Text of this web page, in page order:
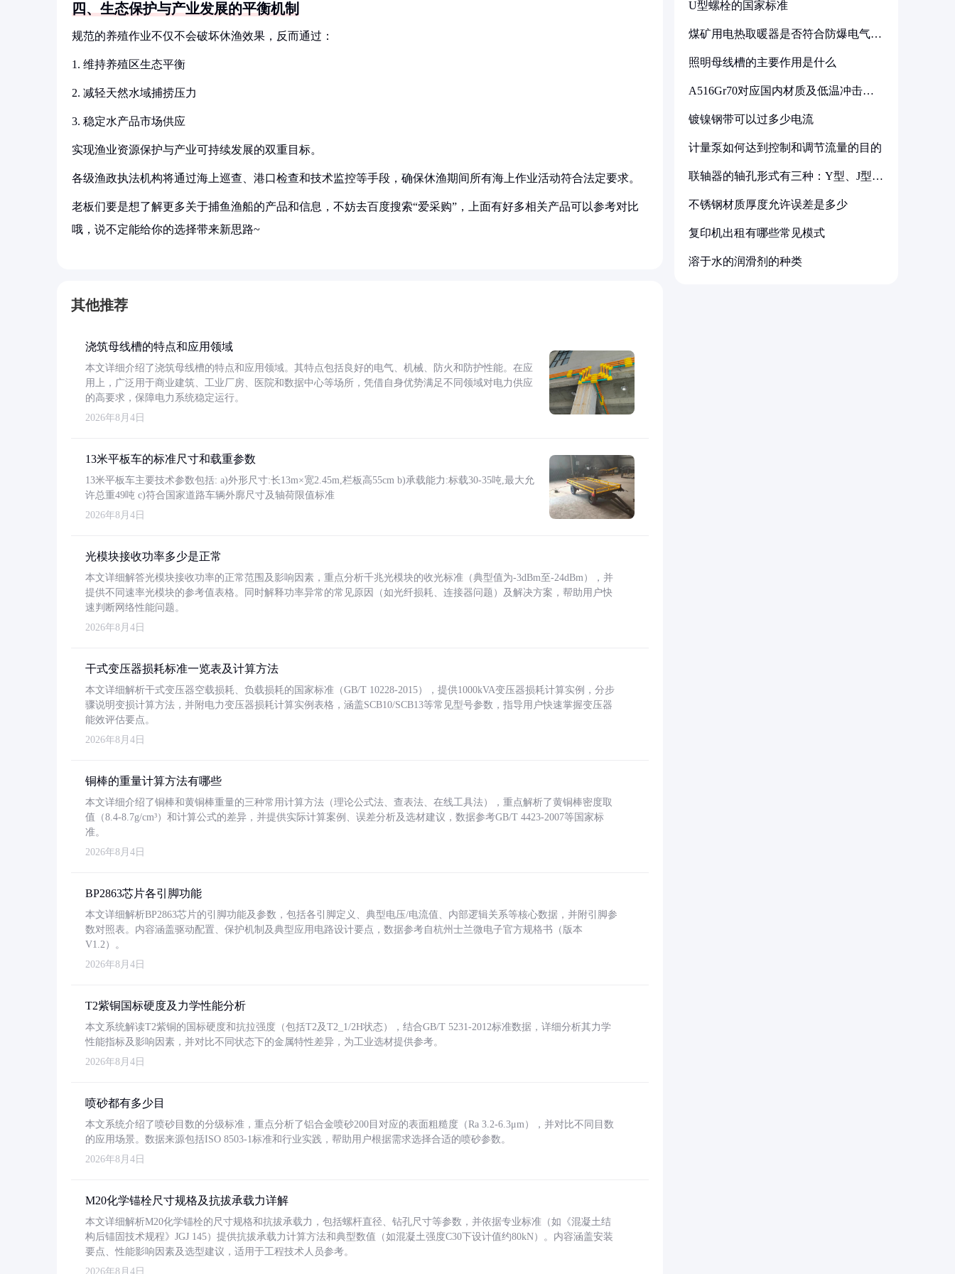
四、生态保护与产业发展的平衡机制
规范的养殖作业不仅不会破坏休渔效果，反而通过：
1. 维持养殖区生态平衡
2. 减轻天然水域捕捞压力
3. 稳定水产品市场供应
实现渔业资源保护与产业可持续发展的双重目标。
各级渔政执法机构将通过海上巡查、港口检查和技术监控等手段，确保休渔期间所有海上作业活动符合法定要求。
老板们要是想了解更多关于捕鱼渔船的产品和信息，不妨去百度搜索“爱采购”，上面有好多相关产品可以参考对比
哦，说不定能给你的选择带来新思路~
其他推荐
浇筑母线槽的特点和应用领域
本文详细介绍了浇筑母线槽的特点和应用领域。其特点包括良好的电气、机械、防火和防护性能。在应
用上，广泛用于商业建筑、工业厂房、医院和数据中心等场所，凭借自身优势满足不同领域对电力供应
的高要求，保障电力系统稳定运行。
2026年8月4日
13米平板车的标准尺寸和载重参数
13米平板车主要技术参数包括: a)外形尺寸:长13m×宽2.45m,栏板高55cm b)承载能力:标载30-35吨,最大允
许总重49吨 c)符合国家道路车辆外廓尺寸及轴荷限值标准
2026年8月4日
光模块接收功率多少是正常
本文详细解答光模块接收功率的正常范围及影响因素，重点分析千兆光模块的收光标准（典型值为-3dBm至-24dBm），并
提供不同速率光模块的参考值表格。同时解释功率异常的常见原因（如光纤损耗、连接器问题）及解决方案，帮助用户快
速判断网络性能问题。
2026年8月4日
干式变压器损耗标准一览表及计算方法
本文详细解析干式变压器空载损耗、负载损耗的国家标准（GB/T 10228-2015），提供1000kVA变压器损耗计算实例，分步
骤说明变损计算方法，并附电力变压器损耗计算实例表格，涵盖SCB10/SCB13等常见型号参数，指导用户快速掌握变压器
能效评估要点。
2026年8月4日
铜棒的重量计算方法有哪些
本文详细介绍了铜棒和黄铜棒重量的三种常用计算方法（理论公式法、查表法、在线工具法），重点解析了黄铜棒密度取
值（8.4-8.7g/cm³）和计算公式的差异，并提供实际计算案例、误差分析及选材建议，数据参考GB/T 4423-2007等国家标
准。
2026年8月4日
BP2863芯片各引脚功能
本文详细解析BP2863芯片的引脚功能及参数，包括各引脚定义、典型电压/电流值、内部逻辑关系等核心数据，并附引脚参
数对照表。内容涵盖驱动配置、保护机制及典型应用电路设计要点，数据参考自杭州士兰微电子官方规格书（版本
V1.2）。
2026年8月4日
T2紫铜国标硬度及力学性能分析
本文系统解读T2紫铜的国标硬度和抗拉强度（包括T2及T2_1/2H状态），结合GB/T 5231-2012标准数据，详细分析其力学
性能指标及影响因素，并对比不同状态下的金属特性差异，为工业选材提供参考。
2026年8月4日
喷砂都有多少目
本文系统介绍了喷砂目数的分级标准，重点分析了铝合金喷砂200目对应的表面粗糙度（Ra 3.2-6.3μm），并对比不同目数
的应用场景。数据来源包括ISO 8503-1标准和行业实践，帮助用户根据需求选择合适的喷砂参数。
2026年8月4日
M20化学锚栓尺寸规格及抗拔承载力详解
本文详细解析M20化学锚栓的尺寸规格和抗拔承载力，包括螺杆直径、钻孔尺寸等参数，并依据专业标准（如《混凝土结
构后锚固技术规程》JGJ 145）提供抗拔承载力计算方法和典型数值（如混凝土强度C30下设计值约80kN）。内容涵盖安装
要点、性能影响因素及选型建议，适用于工程技术人员参考。
2026年8月4日
U型螺栓的国家标准
煤矿用电热取暖器是否符合防爆电气设
照明母线槽的主要作用是什么
A516Gr70对应国内材质及低温冲击要
镀镍钢带可以过多少电流
计量泵如何达到控制和调节流量的目的
联轴器的轴孔形式有三种：Y型、J型、
不锈钢材质厚度允许误差是多少
复印机出租有哪些常见模式
溶于水的润滑剂的种类